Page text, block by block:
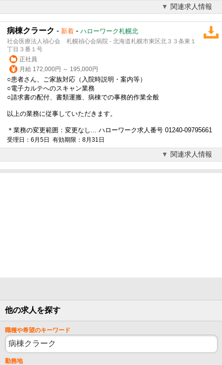
関連求人情報
病棟クラーク - 新着 - ハローワーク札幌北
社会医療法人禎心会 札幌禎心会病院 - 北海道札幌市東区北３３条東１
丁目３番１号
正社員
月給 172,000円 ～ 195,000円
○患者さん、ご家族対応（入院時説明・案内等）
○電子カルテへのスキャン業務
○請求書の配付、書類運搬、病棟での事務的作業全般
以上の業務に従事していただきます。
＊業務の変更範囲：変更なし... ハローワーク求人番号 01240-09795661
受理日：6月5日 有効期限：8月31日
関連求人情報
他の求人を探す
職種や希望のキーワード
勤務地